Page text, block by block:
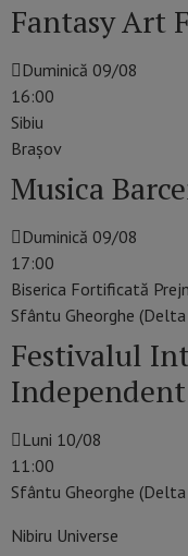
Fantasy Art
Duminică 09/08
16:00
Sibiu
Braşov
Musica
Duminică 09/08
17:00
Biserica Fortificată
Sfântu Gheorghe (Delta
Festivalul
Luni 10/08
11:00
Sfântu Gheorghe (Delta
Nibiru Universe